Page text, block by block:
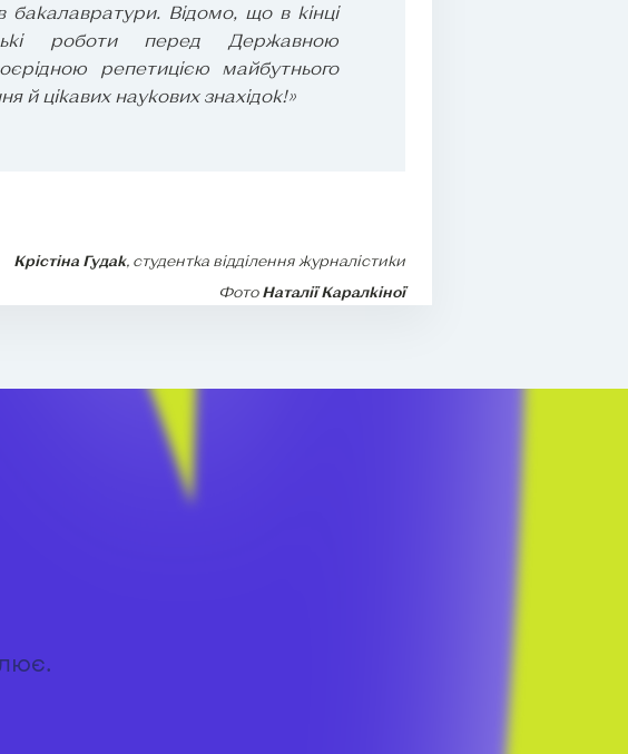
бакалавратури. Відомо, що в кінці
роботи перед Державною
репетицією майбутнього
цікавих наукових знахідок!»
Крістіна Гудак, студентка відділення журналістики
ФотоНаталії Каралкіної